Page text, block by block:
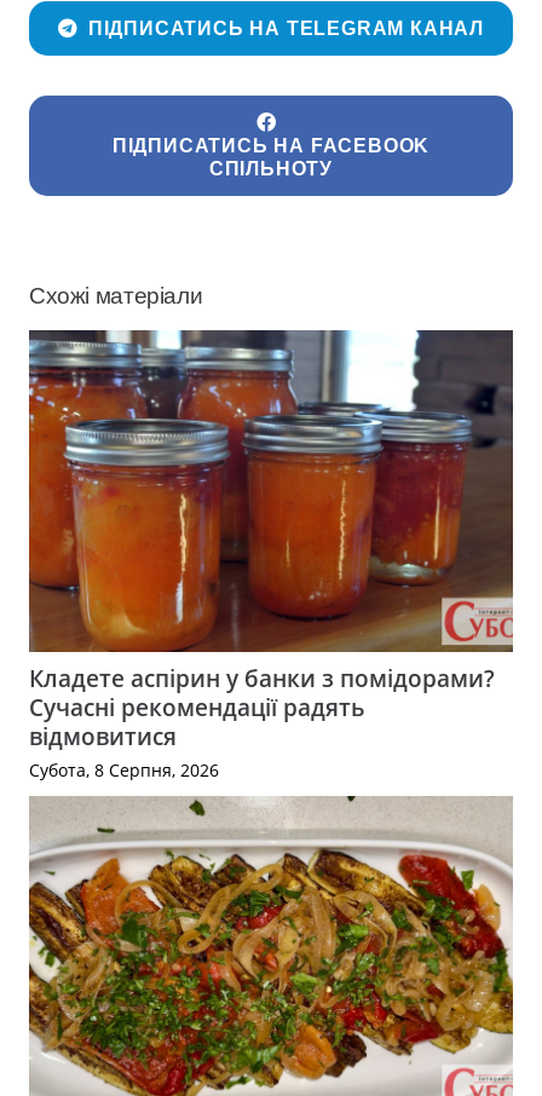
ПІДПИСАТИСЬ НА TELEGRAM КАНАЛ
ПІДПИСАТИСЬ НА FACEBOOK
СПІЛЬНОТУ
Схожі матеріали
Кладете аспірин у банки з помідорами?
Сучасні рекомендації радять
відмовитися
Субота, 8 Серпня, 2026